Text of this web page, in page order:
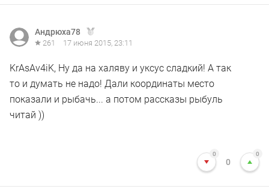
Андрюха78
261 17 июня 2015, 23:11
KrAsAv4iK, Ну да на халяву и уксус сладкий! А так
то и думать не надо! Дали координаты место
показали и рыбачь... а потом рассказы рыбуль
читай ))
0
0
0